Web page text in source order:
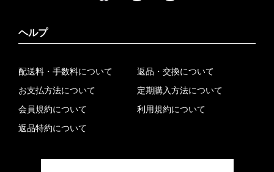
ヘルプ
配送料・手数料について
お支払方法について
会員規約について
返品特約について
返品・交換について
定期購入方法について
利用規約について